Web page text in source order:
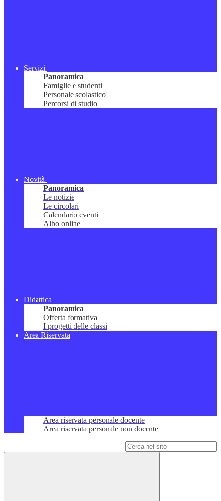
Servizi
Panoramica
Famiglie e studenti
Personale scolastico
Percorsi di studio
Novità
Panoramica
Le notizie
Le circolari
Calendario eventi
Albo online
Didattica
Panoramica
Offerta formativa
I progetti delle classi
Area Riservata
Area riservata personale docente
Area riservata personale non docente